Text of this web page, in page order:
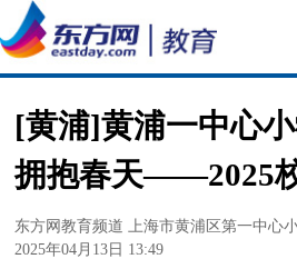
[黄浦]黄浦一中心
拥抱春天——2025
东方网教育频道 上海市黄浦区第一中心
2025年04月13日 13:49